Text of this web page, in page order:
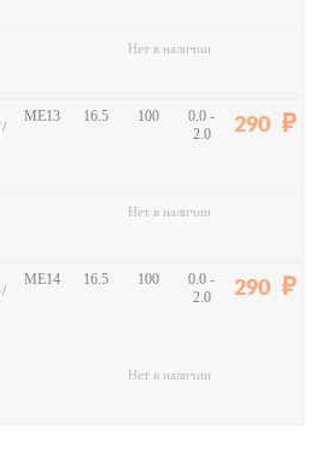
Нет в наличии
/
ME13 16.5 100
0.0 -
2.0
290
Нет в наличии
/
ME14 16.5 100
0.0 -
2.0
290
Нет в наличии